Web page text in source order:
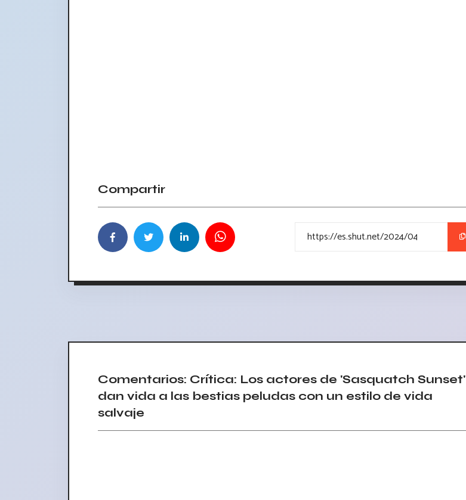
Compartir
Comentarios: Crítica: Los actores de 'Sasquatch Sunset'
dan vida a las bestias peludas con un estilo de vida
salvaje